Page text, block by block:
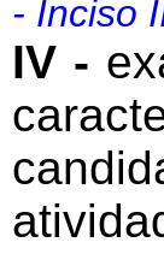
- Inciso
IV -